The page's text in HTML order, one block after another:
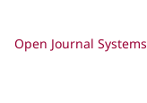
Open Journal Systems